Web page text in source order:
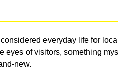
everyday life for
eyes of visitors, something
new.